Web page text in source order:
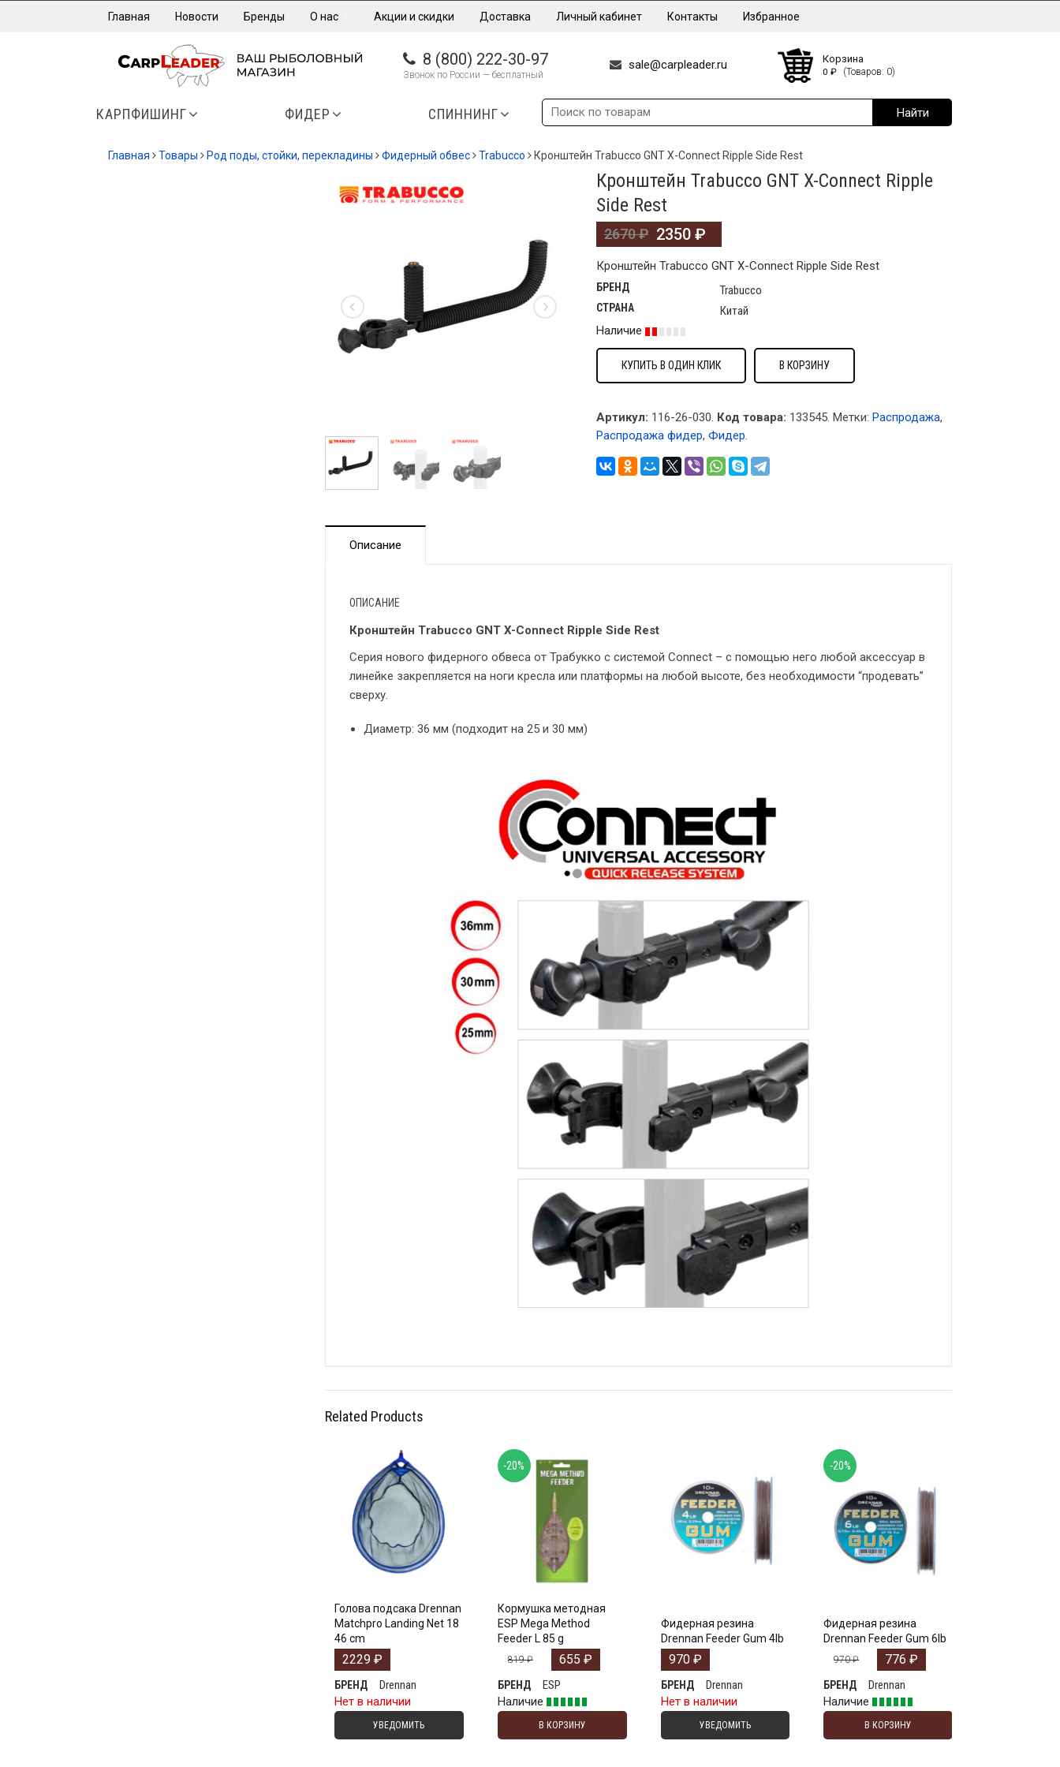
Главная Новости Бренды О нас Акции и скидки Доставка Личный кабинет Контакты Избранное
8 (800) 222-30-97
Звонок по России — бесплатный
sale@carpleader.ru Корзина
0 ₽ (Товаров: 0)
КАРПФИШИНГ ФИДЕР СПИННИНГ
Главная Товары Род поды, стойки, перекладины Фидерный обвес Trabucco Кронштейн Trabucco GNT X-Connect Ripple Side Rest
-13%
Кронштейн Trabucco GNT X-Connect Ripple
Side Rest
2670₽ 2350 ₽
Кронштейн Trabucco GNT X-Connect Ripple Side Rest
БРЕНД Trabucco
СТРАНА
Китай
Наличие
КУПИТЬ В ОДИН КЛИК В КОРЗИНУ
Артикул: 116-26-030. Код товара: 133545. Метки: Распродажа,
Распродажа фидер, Фидер.
Описание
ОПИСАНИЕ
Кронштейн Trabucco GNT X-Connect Ripple Side Rest
Серия нового фидерного обвеса от Трабукко с системой Connect – с помощью него любой аксессуар в
линейке закрепляется на ноги кресла или платформы на любой высоте, без необходимости “продевать”
сверху.
Диаметр: 36 мм (подходит на 25 и 30 мм)
Related Products
Голова подсакa Drennan
Matchpro Landing Net 18
46 cm
2229 ₽
БРЕНД
Drennan
Нет в наличии
УВЕДОМИТЬ
Кормушка методная
ESP Mega Method
Feeder L 85 g
819₽ 655 ₽
БРЕНД
ESP
Наличие
В КОРЗИНУ
-20%
Фидерная резина
Drennan Feeder Gum 4lb
970 ₽
БРЕНД
Drennan
Нет в наличии
УВЕДОМИТЬ
Фидерная резина
Drennan Feeder Gum 6lb
970₽ 776₽
БРЕНД
Drennan
Наличие
В КОРЗИНУ
-20%